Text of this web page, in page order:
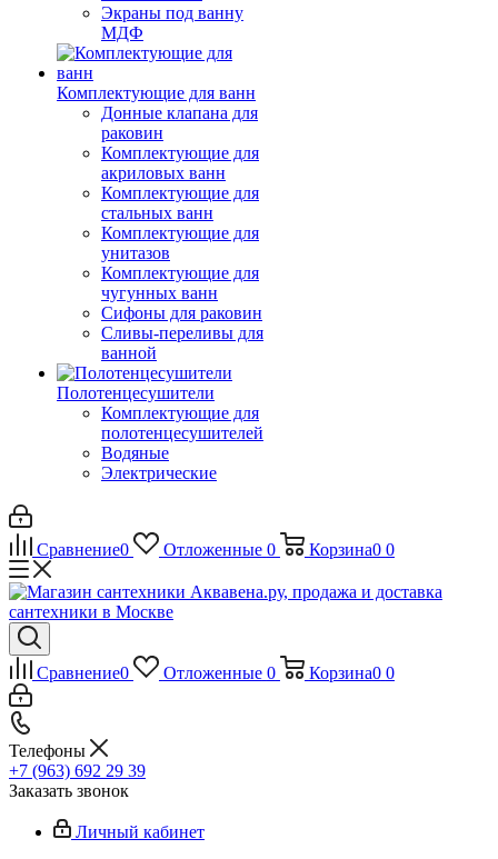
Экраны под ванну
МДФ
Комплектующие для ванн
Донные клапана для
раковин
Комплектующие для
акриловых ванн
Комплектующие для
стальных ванн
Комплектующие для
унитазов
Комплектующие для
чугунных ванн
Сифоны для раковин
Сливы-переливы для
ванной
Полотенцесушители
Комплектующие для
полотенцесушителей
Водяные
Электрические
Сравнение0 Отложенные 0 Корзина0 0
Сравнение0 Отложенные 0 Корзина0 0
Телефоны
+7 (963) 692 29 39
Заказать звонок
Личный кабинет